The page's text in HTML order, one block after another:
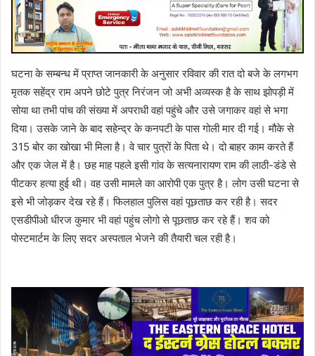
घटना के सम्बन्ध में प्राप्त जानकारी के अनुसार रविवार की रात दो बजे के लगभग
मृतक सहेंद्र राम अपने छोटे पुत्र निरंजन जो अभी अव्यस्क है के साथ झोपड़ी में
सोया था तभी पांच की संख्या में अपराधी वहां पहुंचे और उसे जगाकर वहां से भगा
दिया। उसके जाने के बाद सहेन्द्र के कनपटी के पास गोली मार दी गई। मौके से
315 बोर का खोखा भी मिला है। वे चार पुत्रों के पिता थे। दो बाहर काम करते हैं
और एक जेल में है। छह माह पहले इसी गांव के सत्यनारायण राम की लाठी-डंडे से
पीटकर हत्या हुई थी। वह उसी मामले का आरोपी एक पुत्र है। लोग उसी घटना से
इसे भी जोड़कर देख रहे हैं। फिलहाल पुलिस वहां पूछताछ कर रही है। सदर
एसडीपीओ धीरज कुमार भी वहां पहुंच लोगो से पूछताछ कर रहे हैं। शव को
पोस्टमार्टम के लिए सदर अस्पताल भेजने की तैयारी चल रही है।